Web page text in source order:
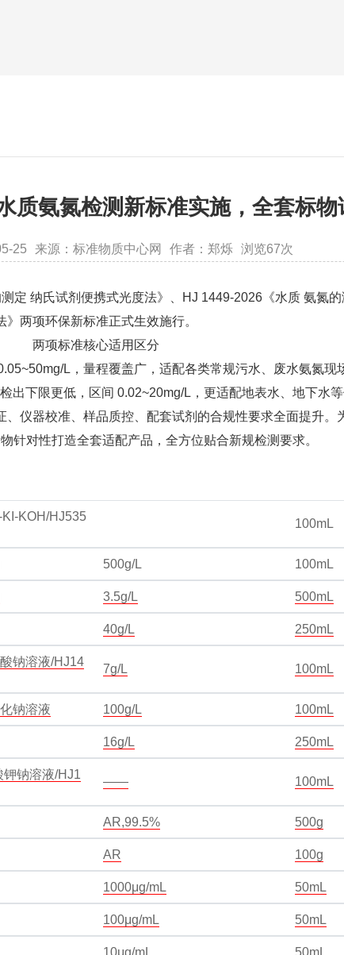
质氨氮检测新标准实施，全套标物
25 来源：标准物质中心网 作者：郑烁 浏览67次
定 纳氏试剂便携式光度法》、HJ 1449-2026《水质 氨氮
》两项环保新标准正式生效施行。
两项标准核心适用区分
L，量程覆盖广，适配各类常规污水、废水氨氮现
出下限更低，区间 0.02~20mg/L，更适配地表水、地下水等
仪器校准、样品质控、配套试剂的合规性要求全面提升。
针对性打造全套适配产品，全方位贴合新规检测要求。
KOH/HJ535
100mL
500g/L 100mL
3.5g/L 500mL
40g/L 250mL
钠溶液/HJ14
7g/L 100mL
钠溶液 100g/L 100mL
16g/L 250mL
钾钠溶液/HJ1
—— 100mL
AR,99.5% 500g
AR 100g
1000μg/mL 50mL
100μg/mL 50mL
10μg/mL 50mL